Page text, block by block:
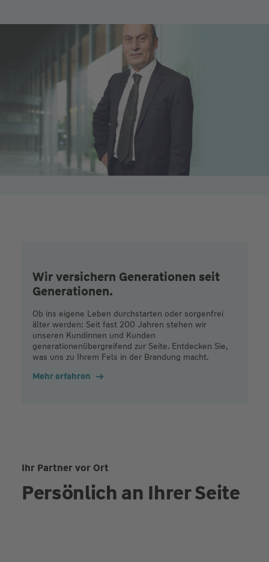
Wir versichern Generationen seit
Generationen.
Ob ins eigene Leben durchstarten oder sorgenfrei
älter werden: Seit fast 200 Jahren stehen wir
unseren Kundinnen und Kunden
generationenübergreifend zur Seite. Entdecken Sie,
was uns zu Ihrem Fels in der Brandung macht.
Mehr erfahren
Ihr Partner vor Ort
Persönlich an Ihrer Seite